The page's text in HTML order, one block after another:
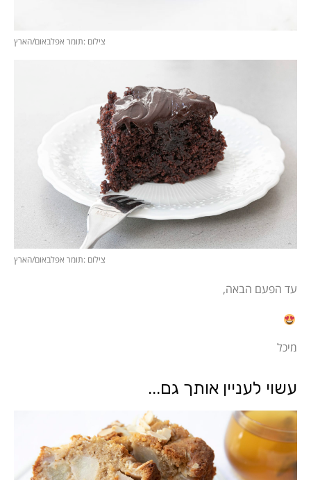
צילום :תומר אפלבאום/הארץ
צילום :תומר אפלבאום/הארץ
עד הפעם הבאה,
מיכל
עשוי לעניין אותך גם...